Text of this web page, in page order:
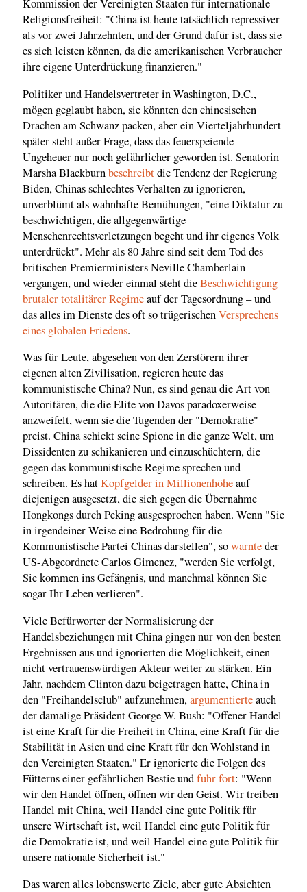
Kommission der Vereinigten Staaten für internationale
Religionsfreiheit: "China ist heute tatsächlich repressiver
als vor zwei Jahrzehnten, und der Grund dafür ist, dass sie
es sich leisten können, da die amerikanischen Verbraucher
ihre eigene Unterdrückung finanzieren."
Politiker und Handelsvertreter in Washington, D.C.,
mögen geglaubt haben, sie könnten den chinesischen
Drachen am Schwanz packen, aber ein Vierteljahrhundert
später steht außer Frage, dass das feuerspeiende
Ungeheuer nur noch gefährlicher geworden ist. Senatorin
Marsha Blackburnbeschreibtdie Tendenz der Regierung
Biden, Chinas schlechtes Verhalten zu ignorieren,
unverblümt als wahnhafte Bemühungen, "eine Diktatur zu
beschwichtigen, die allgegenwärtige
Menschenrechtsverletzungen begeht und ihr eigenes Volk
unterdrückt". Mehr als 80 Jahre sind seit dem Tod des
britischen Premierministers Neville Chamberlain
vergangen, und wieder einmal steht dieBeschwichtigung
brutaler totalitärer Regimeauf der Tagesordnung – und
das alles im Dienste des oft so trügerischenVersprechens
eines globalen Friedens.
Was für Leute, abgesehen von den Zerstörern ihrer
eigenen alten Zivilisation, regieren heute das
kommunistische China? Nun, es sind genau die Art von
Autoritären, die die Elite von Davos paradoxerweise
anzweifelt, wenn sie die Tugenden der "Demokratie"
preist. China schickt seine Spione in die ganze Welt, um
Dissidenten zu schikanieren und einzuschüchtern, die
gegen das kommunistische Regime sprechen und
schreiben. Es hatKopfgelder in Millionenhöheauf
diejenigen ausgesetzt, die sich gegen die Übernahme
Hongkongs durch Peking ausgesprochen haben. Wenn "Sie
in irgendeiner Weise eine Bedrohung für die
Kommunistische Partei Chinas darstellen", sowarnteder
US-Abgeordnete Carlos Gimenez, "werden Sie verfolgt,
Sie kommen ins Gefängnis, und manchmal können Sie
sogar Ihr Leben verlieren".
Viele Befürworter der Normalisierung der
Handelsbeziehungen mit China gingen nur von den besten
Ergebnissen aus und ignorierten die Möglichkeit, einen
nicht vertrauenswürdigen Akteur weiter zu stärken. Ein
Jahr, nachdem Clinton dazu beigetragen hatte, China in
den "Freihandelsclub" aufzunehmen,argumentierteauch
der damalige Präsident George W. Bush: "Offener Handel
ist eine Kraft für die Freiheit in China, eine Kraft für die
Stabilität in Asien und eine Kraft für den Wohlstand in
den Vereinigten Staaten." Er ignorierte die Folgen des
Fütterns einer gefährlichen Bestie undfuhr fort: "Wenn
wir den Handel öffnen, öffnen wir den Geist. Wir treiben
Handel mit China, weil Handel eine gute Politik für
unsere Wirtschaft ist, weil Handel eine gute Politik für
die Demokratie ist, und weil Handel eine gute Politik für
unsere nationale Sicherheit ist."
Das waren alles lobenswerte Ziele, aber gute Absichten